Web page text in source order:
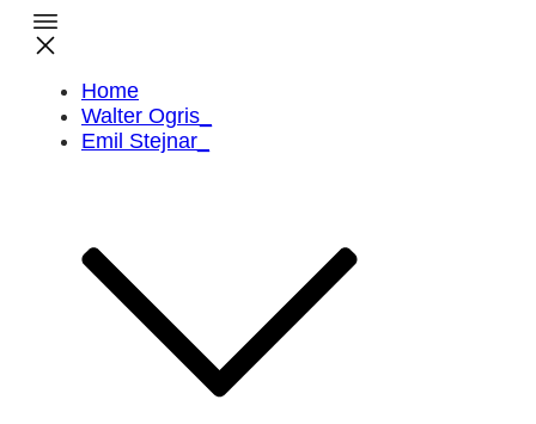
Home
Walter Ogris_
Emil Stejnar_